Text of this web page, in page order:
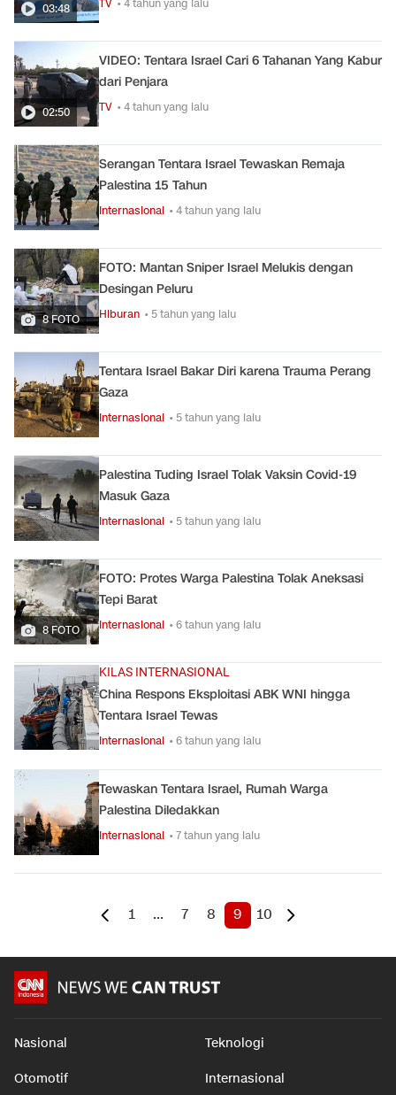
03:48 TV • 4 tahun yang lalu
02:50
VIDEO: Tentara Israel Cari 6 Tahanan Yang Kabur
dari Penjara
TV • 4 tahun yang lalu
Serangan Tentara Israel Tewaskan Remaja
Palestina 15 Tahun
Internasional • 4 tahun yang lalu
8 FOTO
FOTO: Mantan Sniper Israel Melukis dengan
Desingan Peluru
Hiburan • 5 tahun yang lalu
Tentara Israel Bakar Diri karena Trauma Perang
Gaza
Internasional • 5 tahun yang lalu
Palestina Tuding Israel Tolak Vaksin Covid-19
Masuk Gaza
Internasional • 5 tahun yang lalu
8 FOTO
FOTO: Protes Warga Palestina Tolak Aneksasi
Tepi Barat
Internasional • 6 tahun yang lalu
KILAS INTERNASIONAL
China Respons Eksploitasi ABK WNI hingga
Tentara Israel Tewas
Internasional • 6 tahun yang lalu
Tewaskan Tentara Israel, Rumah Warga
Palestina Diledakkan
Internasional • 7 tahun yang lalu
1 ... 7 8 9 10
Nasional Teknologi
Otomotif Internasional